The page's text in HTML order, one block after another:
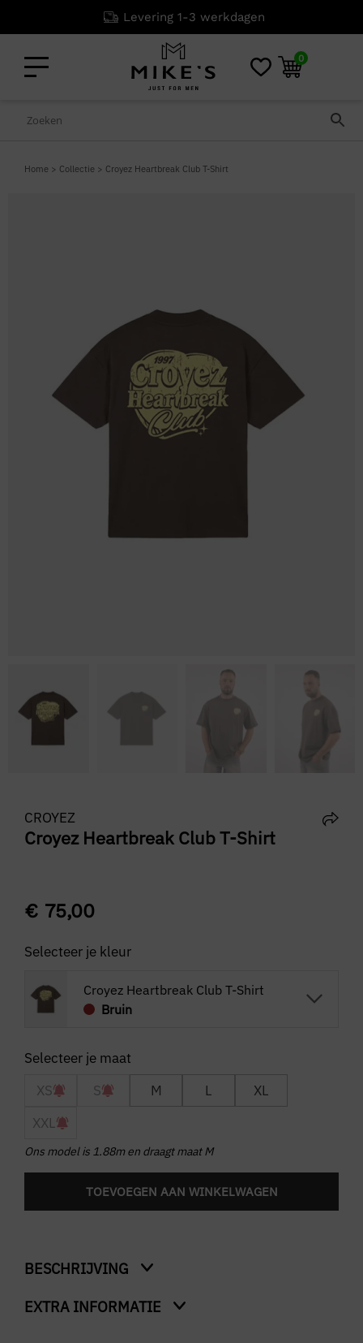
Levering 1-3 werkdagen
0
Home > Collectie > Croyez Heartbreak Club T-Shirt
CROYEZ
Croyez Heartbreak Club T-Shirt
€ 75,00
Selecteer je kleur
Croyez Heartbreak Club T-Shirt
Bruin
XS S M L
XL
XXL
Ons model is 1.88m en draagt maat M
TOEVOEGEN AAN WINKELWAGEN
BESCHRIJVING
Heartbreak Club T-Shirt
EXTRA INFORMATIE